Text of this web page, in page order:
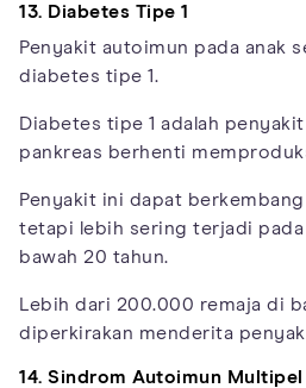
13. Diabetes Tipe 1
Penyakit autoimun pada anak
diabetes tipe 1.
Diabetes tipe 1 adalah
pankreas berhenti
Penyakit ini dapat
tetapi lebih sering terjadi
bawah 20 tahun.
Lebih dari 200.000 remaja di
diperkirakan menderita
14. Sindrom Autoimun Multipel